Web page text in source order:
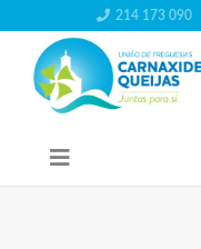
214 173 090